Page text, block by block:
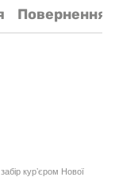
Повернення
курʼєром Нової